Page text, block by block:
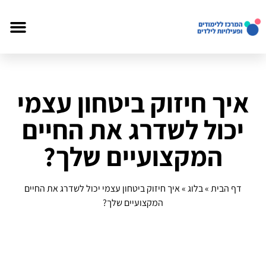
איך חיזוק ביטחון עצמי
יכול לשדרג את החיים
המקצועיים שלך?
דף הבית»בלוג»איך חיזוק ביטחון עצמי יכול לשדרג את החיים
המקצועיים שלך?